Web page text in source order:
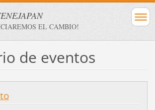
EL CAMBIO!
de eventos